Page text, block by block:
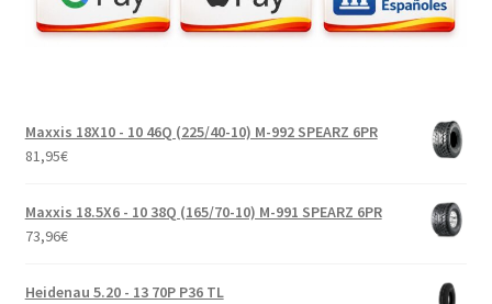
Maxxis 18X10 - 10 46Q (225/40-10) M-992 SPEARZ 6PR
81,95€
Maxxis 18.5X6 - 10 38Q (165/70-10) M-991 SPEARZ 6PR
73,96€
Heidenau 5.20 - 13 70P P36 TL